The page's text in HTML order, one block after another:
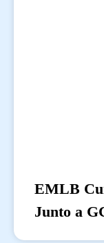
EMLB
Junto a